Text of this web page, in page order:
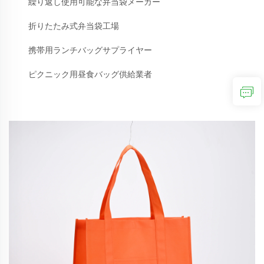
折りたたみ式弁当袋工場
携帯用ランチバッグサプライヤー
ピクニック用昼食バッグ供給業者